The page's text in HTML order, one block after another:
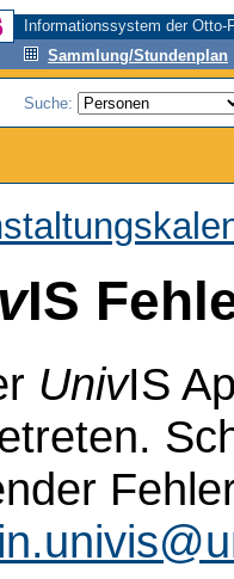
Informationssystem der
Sammlung/Stundenplan
Suche:
IS
UnivIS